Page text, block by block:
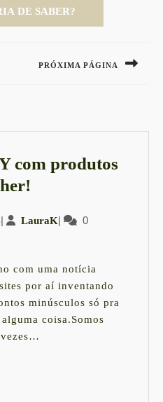
PRÓXIMA PÁGINA
com produtos
com
que
VOCÊ
escolher!
15
de
2014
| LauraKLauraK
|
0
com uma notícia
por aí inventando
minúsculos só pra
coisa.Somos